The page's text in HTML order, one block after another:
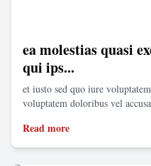
ea molestias quasi
qui ips...
et iusto sed quo iure
voluptatem doloribus vel
Read more